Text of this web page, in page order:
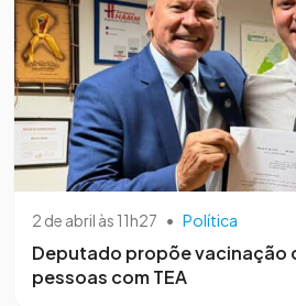
2 de abril às 11h27 • Política
Deputado propõe vacinação
pessoas com TEA